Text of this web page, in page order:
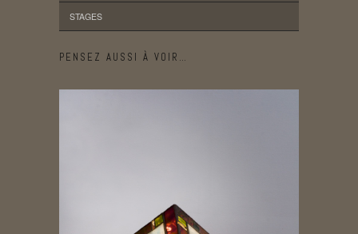
STAGES
PENSEZ AUSSI À VOIR…